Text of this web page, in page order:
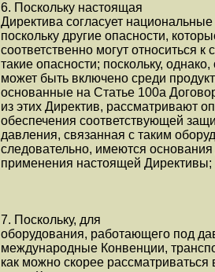
6. Поскольку настоящая
Директива согласует
поскольку другие опасности,
соответственно могут относиться
такие опасности; поскольку,
может быть включено среди
основанные на Статье 100а
из этих Директив, рассматривают
обеспечения соответствующей
давления, связанная с таким
следовательно, имеются
применения настоящей Директивы;
7. Поскольку, для
оборудования, работающего под
международные Конвенции,
как можно скорее